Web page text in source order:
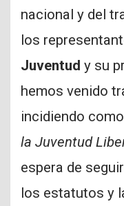
nacional y del
los
Juventud y su
hemos venido
incidiendo como
la Juventud
espera de
los estatutos y